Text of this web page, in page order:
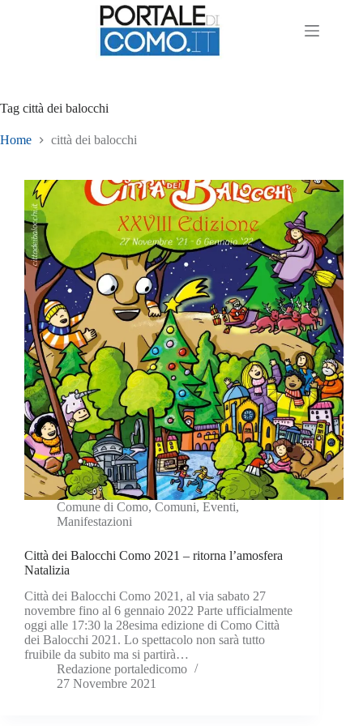
Tag città dei balocchi
Home città dei balocchi
Comune di Como, Comuni, Eventi,
Manifestazioni
Città dei Balocchi Como 2021 – ritorna l’amosfera
Natalizia
Città dei Balocchi Como 2021, al via sabato 27
novembre fino al 6 gennaio 2022 Parte ufficialmente
oggi alle 17:30 la 28esima edizione di Como Città
dei Balocchi 2021. Lo spettacolo non sarà tutto
fruibile da subito ma si partirà…
Redazione portaledicomo
27 Novembre 2021